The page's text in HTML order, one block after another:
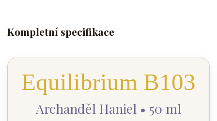
Kompletní specifikace
Equilibrium B103
Archanděl Haniel • 50 ml